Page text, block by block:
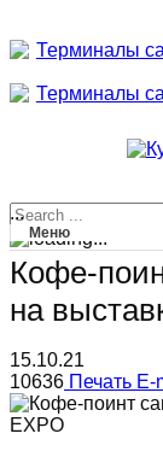
...
Меню
Кофе-
на
15.10.21
10636 Печать E-